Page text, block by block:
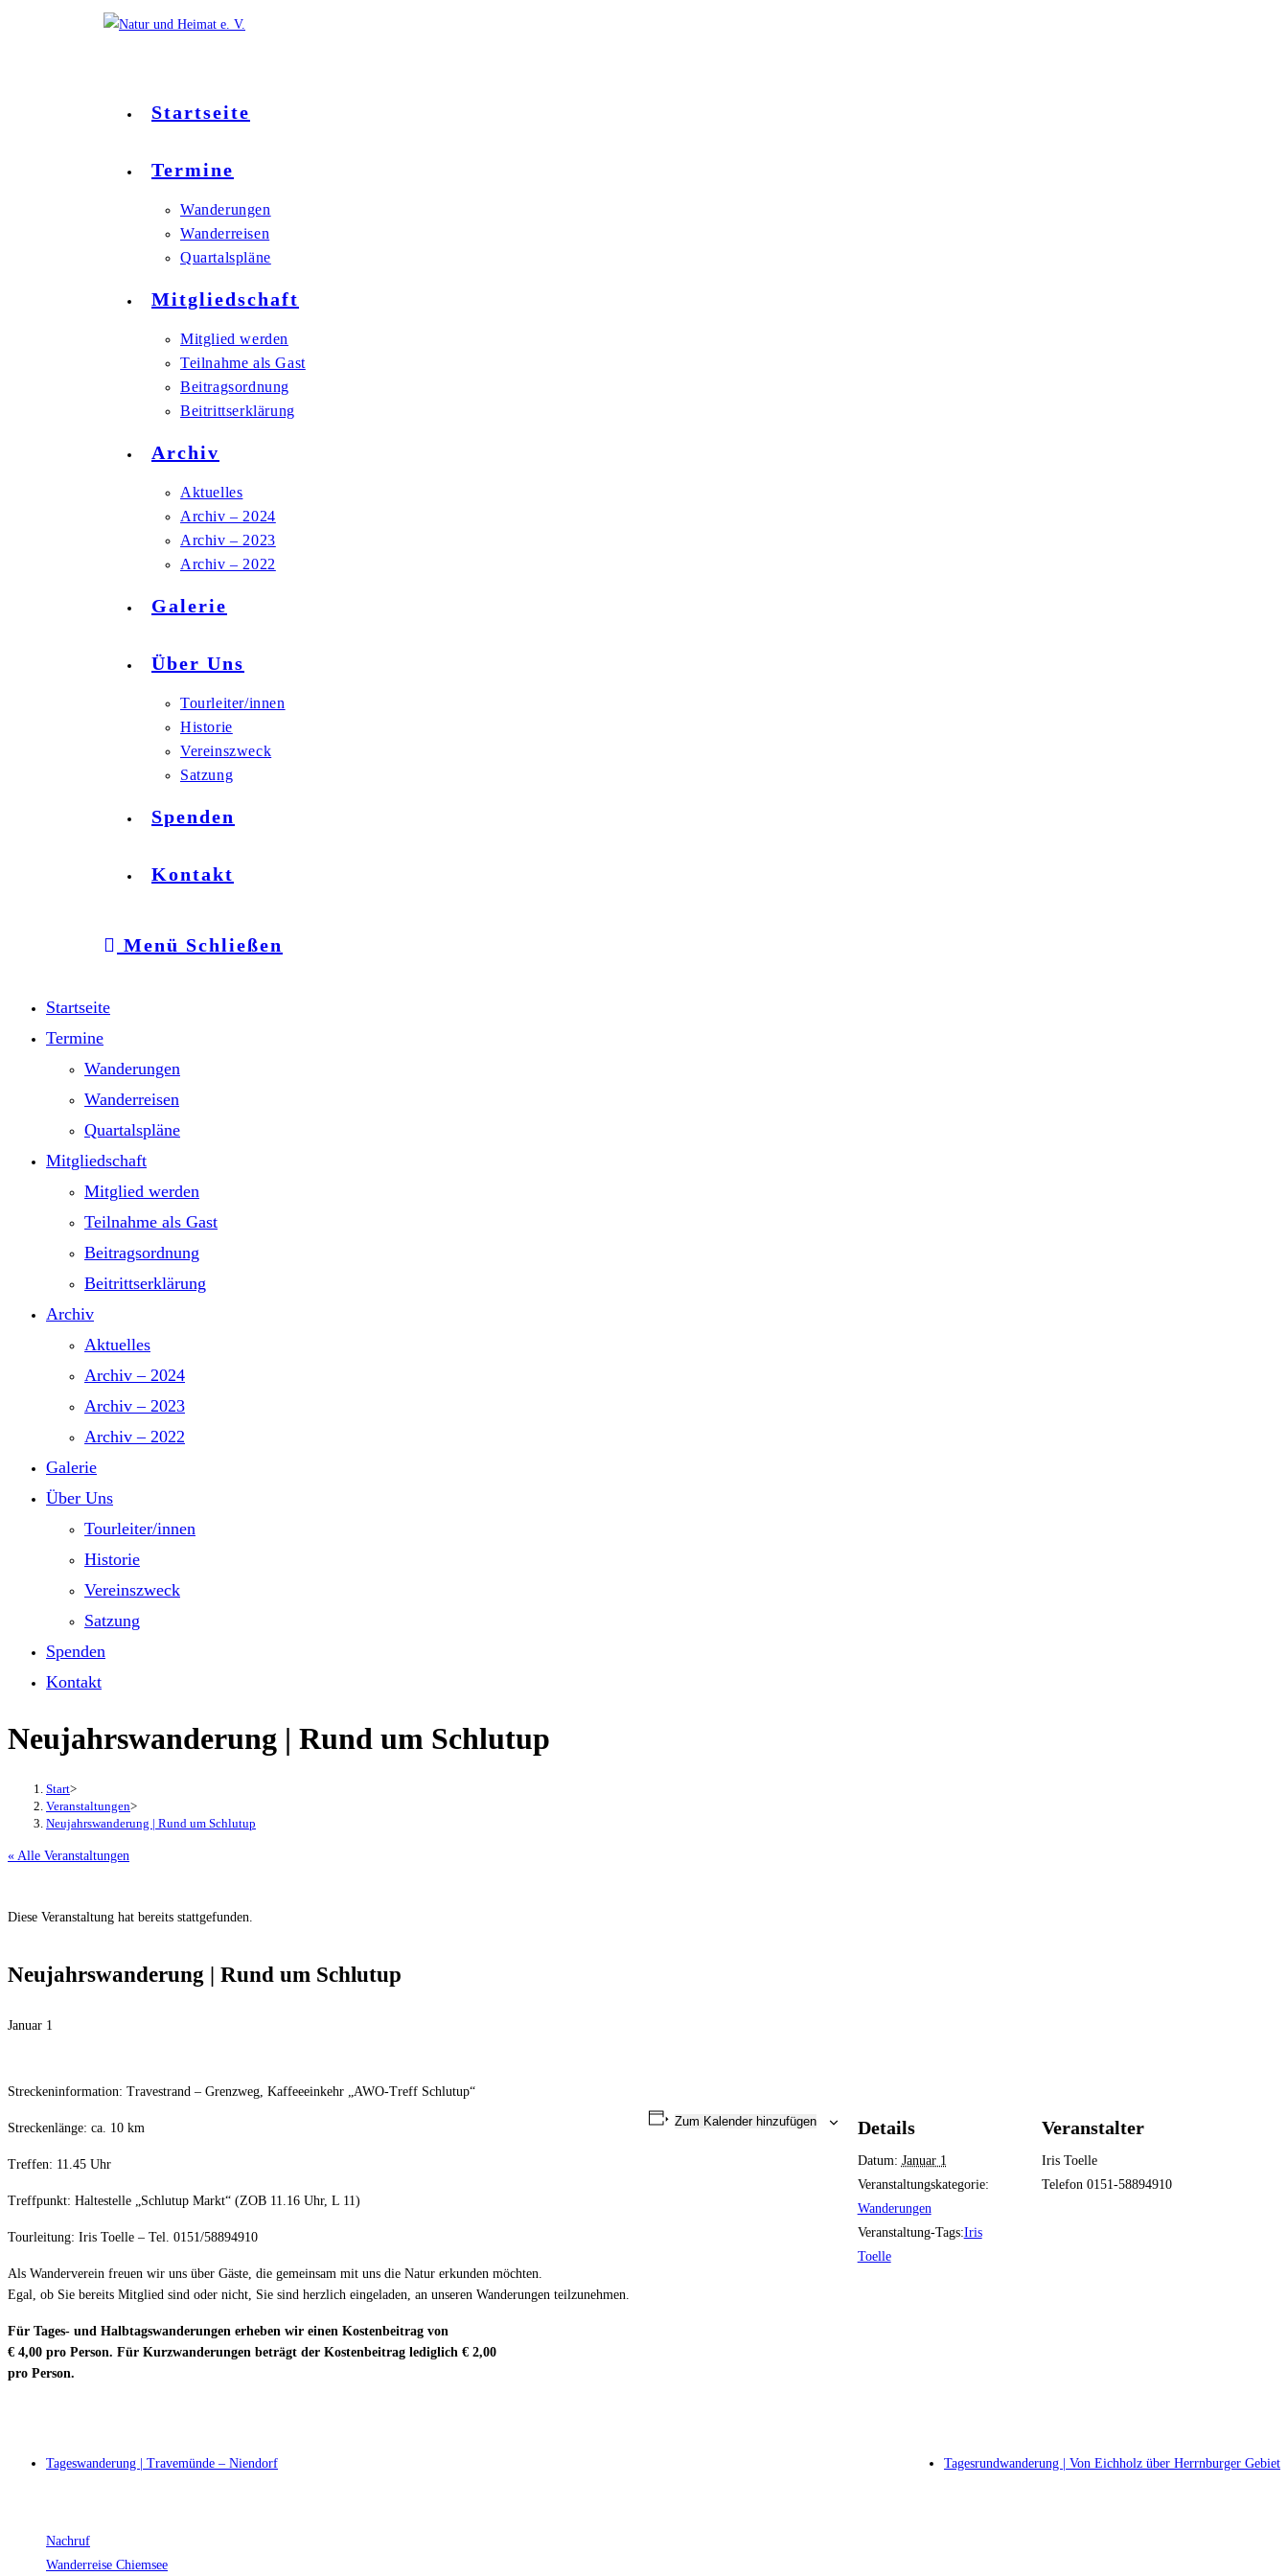
Startseite
Termine
Wanderungen
Wanderreisen
Quartalspläne
Mitgliedschaft
Mitglied werden
Teilnahme als Gast
Beitragsordnung
Beitrittserklärung
Archiv
Aktuelles
Archiv – 2024
Archiv – 2023
Archiv – 2022
Galerie
Über Uns
Tourleiter/innen
Historie
Vereinszweck
Satzung
Spenden
Kontakt
Menü Schließen
Startseite
Termine
Wanderungen
Wanderreisen
Quartalspläne
Mitgliedschaft
Mitglied werden
Teilnahme als Gast
Beitragsordnung
Beitrittserklärung
Archiv
Aktuelles
Archiv – 2024
Archiv – 2023
Archiv – 2022
Galerie
Über Uns
Tourleiter/innen
Historie
Vereinszweck
Satzung
Spenden
Kontakt
Neujahrswanderung | Rund um Schlutup
Start>
Veranstaltungen>
Neujahrswanderung | Rund um Schlutup
« Alle Veranstaltungen
Diese Veranstaltung hat bereits stattgefunden.
Neujahrswanderung | Rund um Schlutup
Januar 1
Streckeninformation: Travestrand – Grenzweg, Kaffeeeinkehr „AWO-Treff Schlutup“
Streckenlänge: ca. 10 km
Treffen: 11.45 Uhr
Treffpunkt: Haltestelle „Schlutup Markt“ (ZOB 11.16 Uhr, L 11)
Tourleitung: Iris Toelle – Tel. 0151/58894910
Als Wanderverein freuen wir uns über Gäste, die gemeinsam mit uns die Natur erkunden möchten.
Egal, ob Sie bereits Mitglied sind oder nicht, Sie sind herzlich eingeladen, an unseren Wanderungen teilzunehmen.
Für Tages- und Halbtagswanderungen erheben wir einen Kostenbeitrag von
€ 4,00 pro Person. Für Kurzwanderungen beträgt der Kostenbeitrag lediglich € 2,00
pro Person.
Zum Kalender hinzufügen Details
Datum: Januar 1
Veranstaltungskategorie:
Wanderungen
Veranstaltung-Tags:Iris
Toelle
Veranstalter
Iris Toelle
Telefon 0151-58894910
Tageswanderung | Travemünde – Niendorf Tagesrundwanderung | Von Eichholz über Herrnburger Gebiet
Nachruf
Wanderreise Chiemsee